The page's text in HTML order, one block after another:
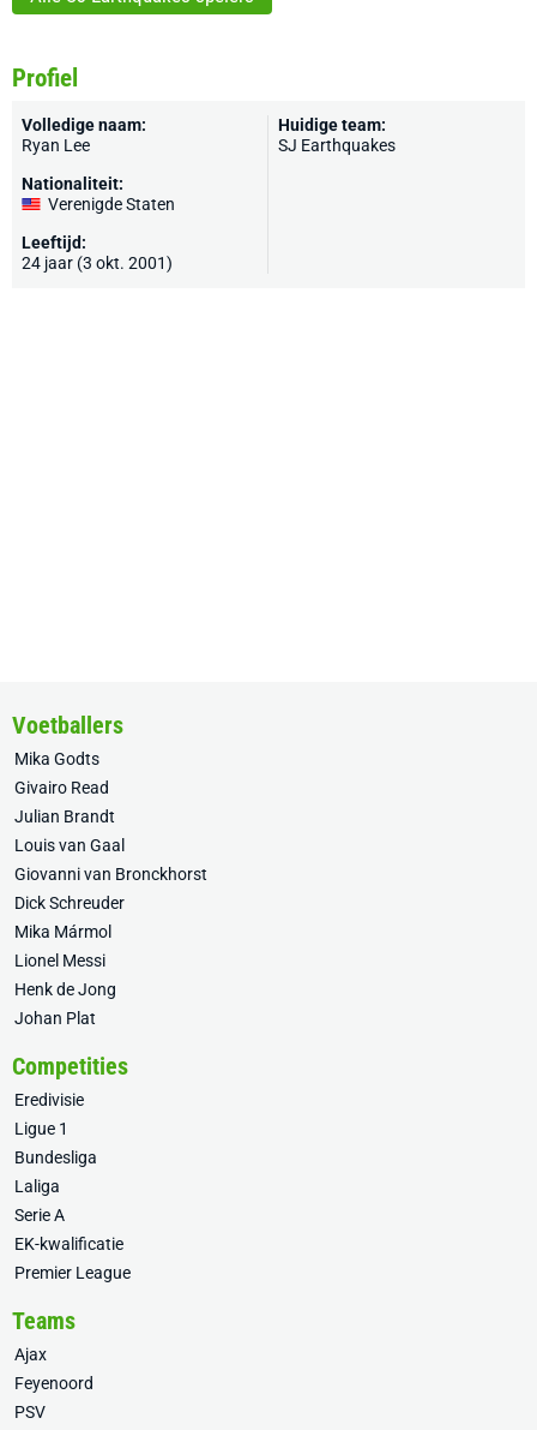
Profiel
Volledige naam:
Ryan Lee
Nationaliteit:
Verenigde Staten
Leeftijd:
24 jaar (3 okt. 2001)
Huidige team:
SJ Earthquakes
Voetballers
Mika Godts
Givairo Read
Julian Brandt
Louis van Gaal
Giovanni van Bronckhorst
Dick Schreuder
Mika Mármol
Lionel Messi
Henk de Jong
Johan Plat
Competities
Eredivisie
Ligue 1
Bundesliga
Laliga
Serie A
EK-kwalificatie
Premier League
Teams
Ajax
Feyenoord
PSV